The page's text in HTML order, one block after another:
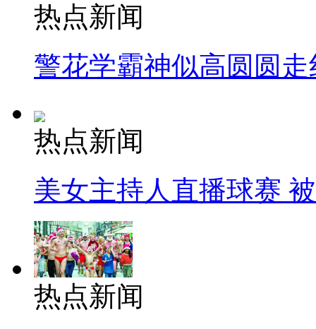
热点新闻
警花学霸神似高圆圆走
热点新闻
美女主持人直播球赛
热点新闻